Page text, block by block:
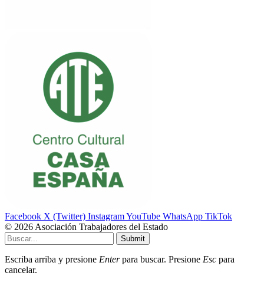
Facebook X (Twitter) InstagramYouTube WhatsApp TikTok
© 2026 Asociación Trabajadores del Estado
Submit
Escriba arriba y presione Enterpara buscar. Presione Esc para
cancelar.